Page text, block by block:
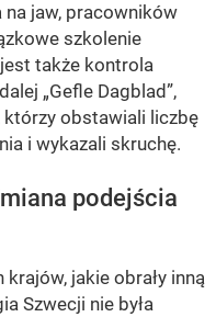
na jaw, pracowników
szkolenie
także kontrola
„Gefle Dagblad”,
którzy obstawiali liczbę
i wykazali skruchę.
podejścia
jakie obrały inną
Szwecji nie była